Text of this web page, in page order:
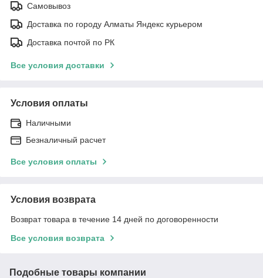
Самовывоз
Доставка по городу Алматы Яндекс курьером
Доставка почтой по РК
Все условия доставки
Условия оплаты
Наличными
Безналичный расчет
Все условия оплаты
Условия возврата
Возврат товара в течение 14 дней по договоренности
Все условия возврата
Подобные товары компании